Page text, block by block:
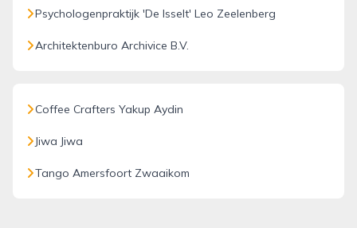
Psychologenpraktijk 'De Isselt' Leo Zeelenberg
Architektenburo Archivice B.V.
Coffee Crafters Yakup Aydin
Jiwa Jiwa
Tango Amersfoort Zwaaikom